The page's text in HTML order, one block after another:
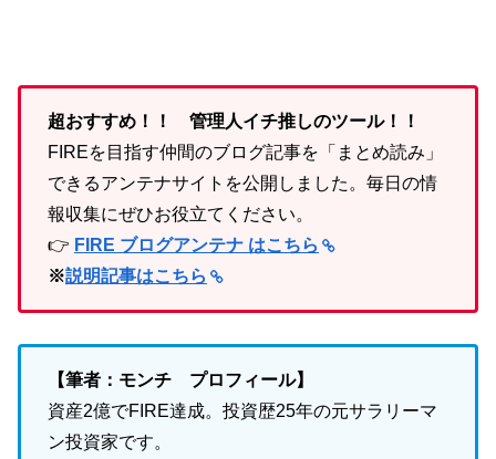
超おすすめ！！ 管理人イチ推しのツール！！
FIREを目指す仲間のブログ記事を「まとめ読み」
できるアンテナサイトを公開しました。毎日の情
報収集にぜひお役立てください。
👉 FIRE ブログアンテナ はこちら
※説明記事はこちら
【筆者：モンチ プロフィール】
資産2億でFIRE達成。投資歴25年の元サラリーマ
ン投資家です。